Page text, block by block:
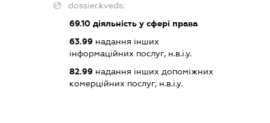
dossier.kveds:
69.10 діяльність у сфері права
63.99 надання інших
інформаційних послуг, н.в.і.у.
82.99 надання інших допоміжних
комерційних послуг, н.в.і.у.